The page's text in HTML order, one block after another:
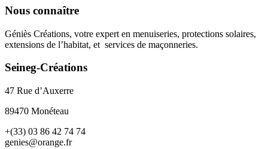
Nous connaître
Géniès Créations, votre expert en menuiseries, protections solaires,
extensions de l’habitat, et services de maçonneries.
Seineg-Créations
47 Rue d’Auxerre
89470 Monéteau
+(33) 03 86 42 74 74
genies@orange.fr